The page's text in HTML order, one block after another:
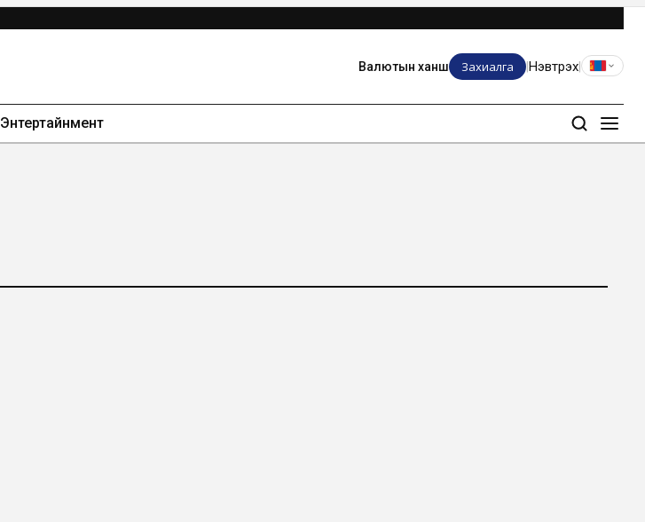
Валютын ханш Захиалга Нэвтрэх
Энтертайнмент